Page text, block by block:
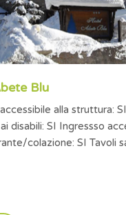
Blu
alla struttura: SI Parcheggio
accessibile alla
SI Tavoli sala ristorante